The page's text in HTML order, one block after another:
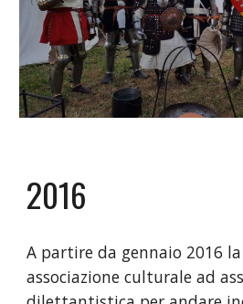
2016
A partire da gennaio 2016
associazione culturale ad